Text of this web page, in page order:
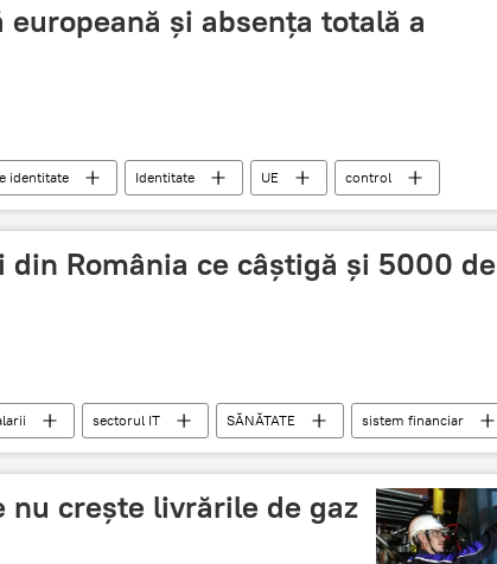
şi absența totală a
identitate Identitate UE control
din România ce câștigă și 5000 de
sectorul IT SĂNĂTATE
sistem financiar
nu creşte livrările de gaz